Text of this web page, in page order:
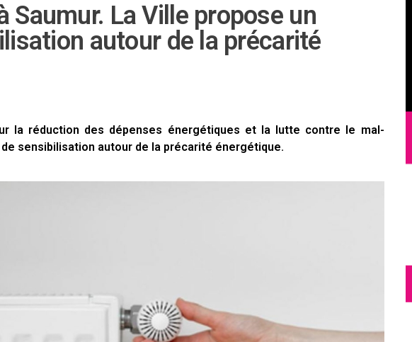
Saumur. La Ville propose un
autour de la précarité
la réduction des dépenses énergétiques et la lutte contre le mal-
sensibilisation autour de la précarité énergétique.